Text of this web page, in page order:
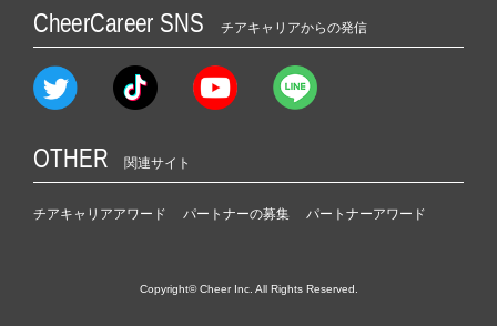
CheerCareer SNS チアキャリアからの発信
OTHER 関連サイト
チアキャリアアワード パートナーの募集 パートナーアワード
Copyright© Cheer Inc. All Rights Reserved.